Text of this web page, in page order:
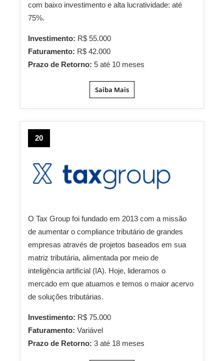
com baixo investimento e alta lucratividade: até
75%.
Investimento: R$ 55.000
Faturamento: R$ 42.000
Prazo de Retorno: 5 até 10 meses
Saiba Mais
20
O Tax Group foi fundado em 2013 com a missão
de aumentar o compliance tributário de grandes
empresas através de projetos baseados em sua
matriz tributária, alimentada por meio de
inteligência artificial (IA). Hoje, lideramos o
mercado em que atuamos e temos o maior acervo
de soluções tributárias.
Investimento: R$ 75.000
Faturamento: Variável
Prazo de Retorno: 3 até 18 meses